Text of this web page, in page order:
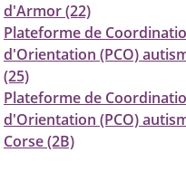
d'Armor (22)
Plateforme de
d'Orientation (PCO)
(25)
Plateforme de
d'Orientation (PCO)
Corse (2B)